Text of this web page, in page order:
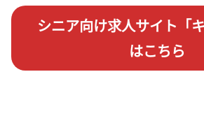
シニア向け求人サイト「
はこちら